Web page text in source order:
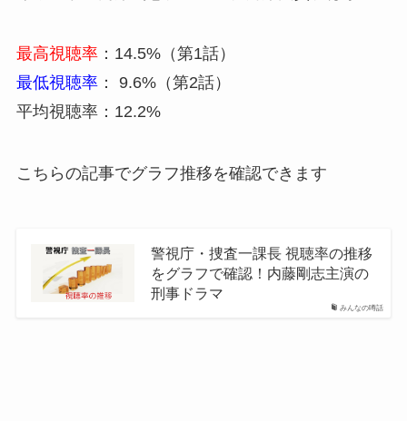
最高視聴率：14.5%（第1話）
最低視聴率： 9.6%（第2話）
平均視聴率：12.2%
こちらの記事でグラフ推移を確認できます
みんなの噂話
警視庁・捜査一課長 視聴率の推移
をグラフで確認！内藤剛志主演の
刑事ドラマ